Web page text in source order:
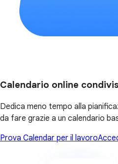
Calendario online
Dedica meno tempo alla
da fare grazie a un calendario
Prova Calendar per il lavoro